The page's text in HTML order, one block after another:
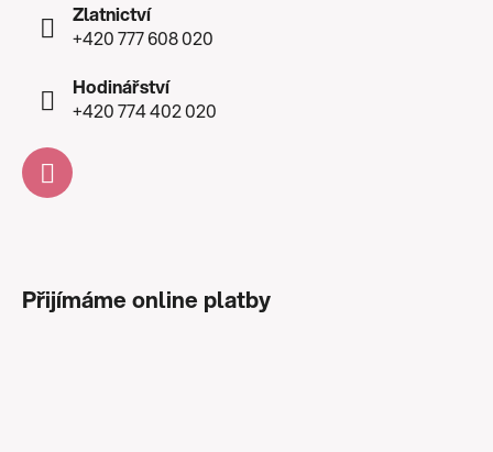
Zlatnictví
+420 777 608 020
Hodinářství
+420 774 402 020
Přijímáme online platby